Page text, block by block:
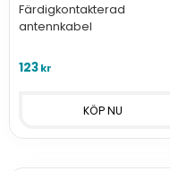
Färdigkontakterad
antennkabel
123kr